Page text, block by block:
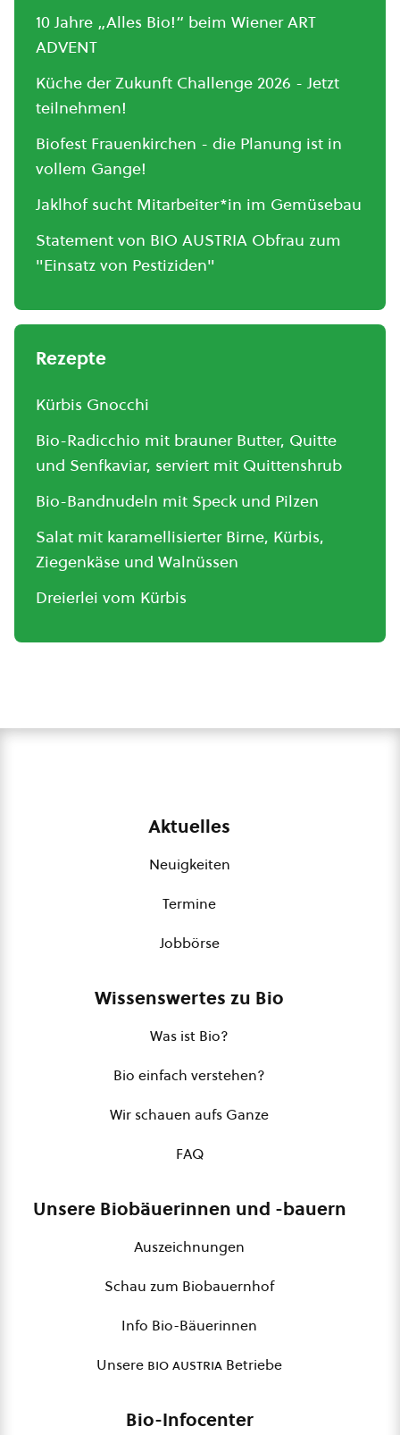
10 Jahre „Alles Bio!“ beim Wiener ART
ADVENT
Küche der Zukunft Challenge 2026 - Jetzt
teilnehmen!
Biofest Frauenkirchen - die Planung ist in
vollem Gange!
Jaklhof sucht Mitarbeiter*in im Gemüsebau
Statement von BIO AUSTRIA Obfrau zum
"Einsatz von Pestiziden"
Rezepte
Kürbis Gnocchi
Bio-Radicchio mit brauner Butter, Quitte
und Senfkaviar, serviert mit Quittenshrub
Bio-Bandnudeln mit Speck und Pilzen
Salat mit karamellisierter Birne, Kürbis,
Ziegenkäse und Walnüssen
Dreierlei vom Kürbis
Aktuelles
Neuigkeiten
Termine
Jobbörse
Wissenswertes zu Bio
Was ist Bio?
Bio einfach verstehen?
Wir schauen aufs Ganze
FAQ
Unsere Biobäuerinnen und -bauern
Auszeichnungen
Schau zum Biobauernhof
Info Bio-Bäuerinnen
Unsere bio austria Betriebe
Bio-Infocenter